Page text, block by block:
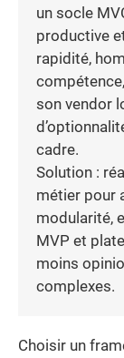
un socle
productive
rapidité,
son vendor
cadre.
Solution :
métier pour
modularité,
MVP et
moins
complexes.
Choisir un